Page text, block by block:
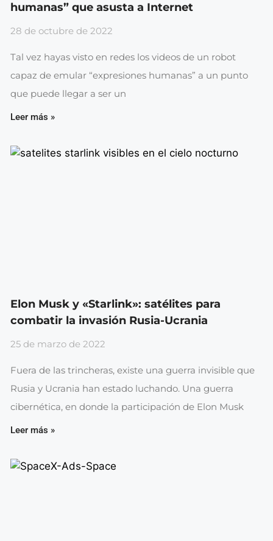
humanas” que asusta a Internet
28 de octubre de 2022
Tal vez hayas visto en redes los videos de un robot
capaz de emular “expresiones humanas” a un punto
que puede llegar a ser un
Leer más »
Elon Musk y «Starlink»: satélites para
combatir la invasión Rusia-Ucrania
25 de marzo de 2022
Fuera de las trincheras, existe una guerra invisible que
Rusia y Ucrania han estado luchando. Una guerra
cibernética, en donde la participación de Elon Musk
Leer más »